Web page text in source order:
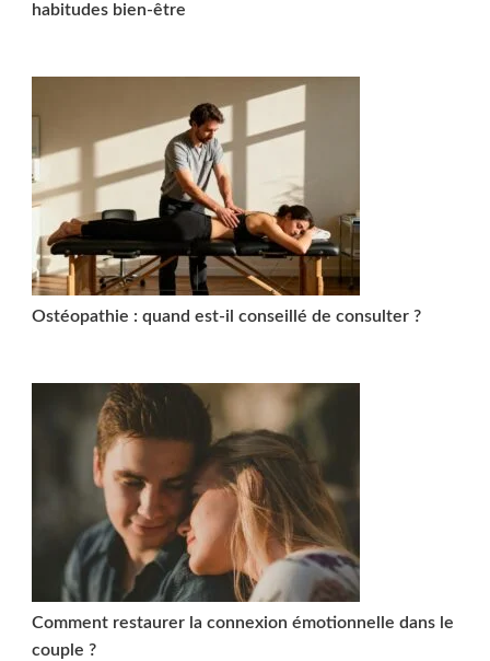
habitudes bien-être
Ostéopathie : quand est-il conseillé de consulter ?
Comment restaurer la connexion émotionnelle dans le
couple ?